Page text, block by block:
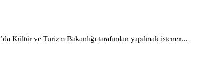
Kültür ve Turizm Bakanlığı tarafından yapılmak istenen...